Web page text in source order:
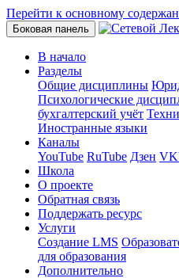
Перейти к основному
Боковая панель
В начало
Разделы
Общие дисциплины
Психологические
бухгалтерский учёт
Иностранные языки
Каналы
YouTube RuTube Дзен
Школа
О проекте
Обратная связь
Поддержать ресурс
Услуги
Создание LMS
для образования
Дополнительно